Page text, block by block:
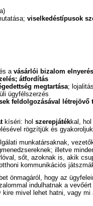
viselkedéstípusok
a vásárlói bizalom
átfordítás
megtartása;
ügyfélszerzés
feldolgozásával létrejövő
kíséri: hol szerepjátékkal, hol
rögzítjük és
munkatársaknak,
illetve
sőt, azoknak is, akik
kommunikációs
önmagáról, hogy az
indulhatnak a
kire mivel lehet hatni, vagy